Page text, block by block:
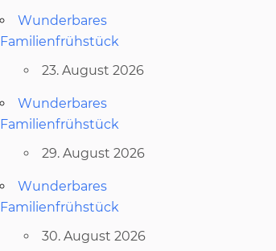
Wunderbares
Familienfrühstück
23. August 2026
Wunderbares
Familienfrühstück
29. August 2026
Wunderbares
Familienfrühstück
30. August 2026